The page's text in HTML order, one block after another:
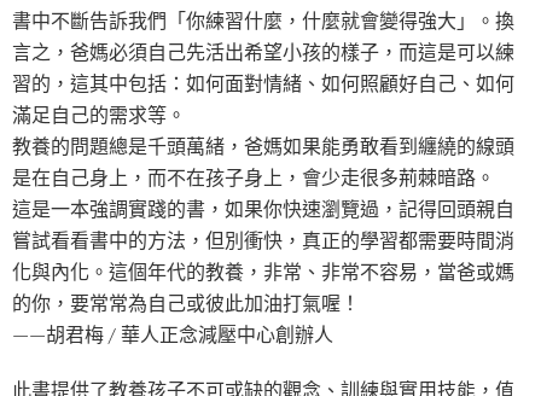
書中不斷告訴我們「你練習什麼，什麼就會變得強大」。換
言之，爸媽必須自己先活出希望小孩的樣子，而這是可以練
習的，這其中包括：如何面對情緒、如何照顧好自己、如何
滿足自己的需求等。
教養的問題總是千頭萬緒，爸媽如果能勇敢看到纏繞的線頭
是在自己身上，而不在孩子身上，會少走很多荊棘暗路。
這是一本強調實踐的書，如果你快速瀏覽過，記得回頭親自
嘗試看看書中的方法，但別衝快，真正的學習都需要時間消
化與內化。這個年代的教養，非常、非常不容易，當爸或媽
的你，要常常為自己或彼此加油打氣喔！
——胡君梅 / 華人正念減壓中心創辦人
此書提供了教養孩子不可或缺的觀念、訓練與實用技能，值